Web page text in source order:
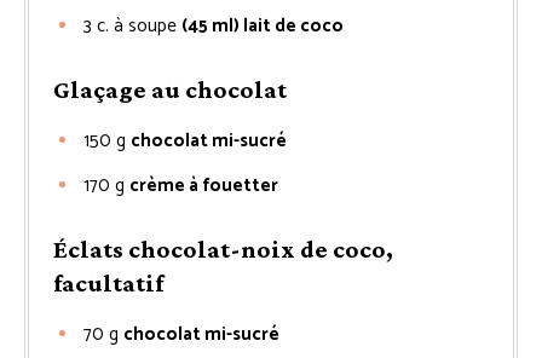
3 c. à soupe (45 ml) lait de coco
Glaçage au chocolat
150 g chocolat mi-sucré
170 g crème à fouetter
Éclats chocolat-noix de coco,
facultatif
70 g chocolat mi-sucré